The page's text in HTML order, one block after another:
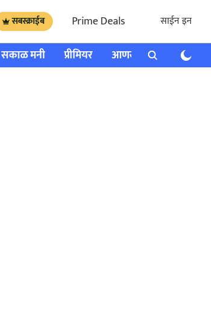
सबस्क्राईब Prime Deals साईन इन
सकाळ मनी प्रीमियर आणखी राशी भविष्य